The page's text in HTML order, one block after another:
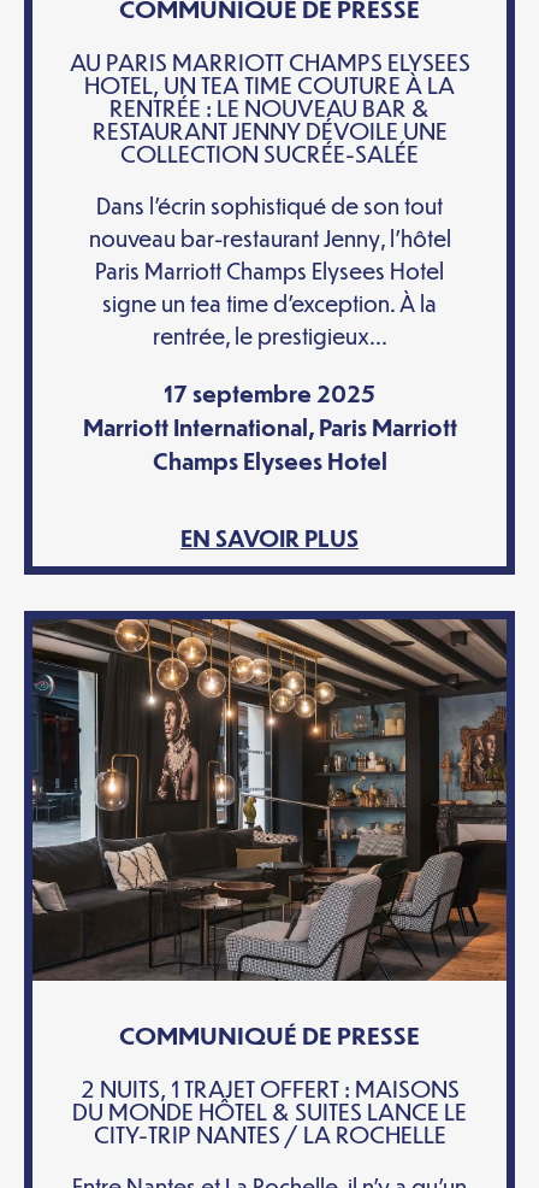
COMMUNIQUÉ DE PRESSE
AU PARIS MARRIOTT CHAMPS ELYSEES
HOTEL, UN TEA TIME COUTURE À LA
RENTRÉE : LE NOUVEAU BAR &
RESTAURANT JENNY DÉVOILE UNE
COLLECTION SUCRÉE-SALÉE
Dans l’écrin sophistiqué de son tout
nouveau bar-restaurant Jenny, l’hôtel
Paris Marriott Champs Elysees Hotel
signe un tea time d’exception. À la
rentrée, le prestigieux...
17 septembre 2025
Marriott International, Paris Marriott
Champs Elysees Hotel
EN SAVOIR PLUS
COMMUNIQUÉ DE PRESSE
2 NUITS, 1 TRAJET OFFERT : MAISONS
DU MONDE HÔTEL & SUITES LANCE LE
CITY-TRIP NANTES / LA ROCHELLE